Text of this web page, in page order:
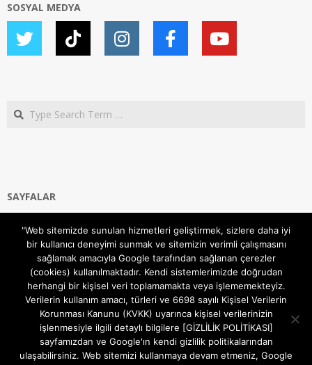
SOSYAL MEDYA
Search
SAYFALAR
Gizlilik ve Çerezler (Cookies) Politikası
Hakkımızda
İletişim Kanalları
MODEM KURULUM
TEKNİK DESTEK
TELEVİZYON SİSTEMLERİ
"Web sitemizde sunulan hizmetleri geliştirmek, sizlere daha iyi
bir kullanıcı deneyimi sunmak ve sitemizin verimli çalışmasını
sağlamak amacıyla Google tarafından sağlanan çerezler
(cookies) kullanılmaktadır. Kendi sistemlerimizde doğrudan
herhangi bir kişisel veri toplamamakta veya işlememekteyiz.
Verilerin kullanım amacı, türleri ve 6698 sayılı Kişisel Verilerin
Korunması Kanunu (KVKK) uyarınca kişisel verilerinizin
işlenmesiyle ilgili detaylı bilgilere [GİZLİLİK POLİTİKASI]
sayfamızdan ve Google'ın kendi gizlilik politikalarından
ulaşabilirsiniz. Web sitemizi kullanmaya devam etmeniz, Google